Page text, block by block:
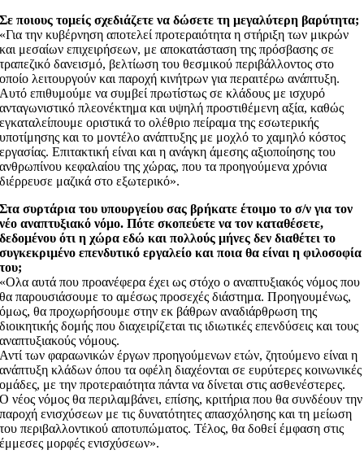
Σε ποιους τομείς σχεδιάζετε να δώσετε τη μεγαλύτερη βαρύτητα;
«Για την κυβέρνηση αποτελεί προτεραιότητα η στήριξη των μικρών
και μεσαίων επιχειρήσεων, με αποκατάσταση της πρόσβασης σε
τραπεζικό δανεισμό, βελτίωση του θεσμικού περιβάλλοντος στο
οποίο λειτουργούν και παροχή κινήτρων για περαιτέρω ανάπτυξη.
Αυτό επιθυμούμε να συμβεί πρωτίστως σε κλάδους με ισχυρό
ανταγωνιστικό πλεονέκτημα και υψηλή προστιθέμενη αξία, καθώς
εγκαταλείπουμε οριστικά το ολέθριο πείραμα της εσωτερικής
υποτίμησης και το μοντέλο ανάπτυξης με μοχλό το χαμηλό κόστος
εργασίας. Επιτακτική είναι και η ανάγκη άμεσης αξιοποίησης του
ανθρωπίνου κεφαλαίου της χώρας, που τα προηγούμενα χρόνια
διέρρευσε μαζικά στο εξωτερικό».
Στα συρτάρια του υπουργείου σας βρήκατε έτοιμο το σ/ν για τον
νέο αναπτυξιακό νόμο. Πότε σκοπεύετε να τον καταθέσετε,
δεδομένου ότι η χώρα εδώ και πολλούς μήνες δεν διαθέτει το
συγκεκριμένο επενδυτικό εργαλείο και ποια θα είναι η φιλοσοφία
του;
«Ολα αυτά που προανέφερα έχει ως στόχο ο αναπτυξιακός νόμος που
θα παρουσιάσουμε το αμέσως προσεχές διάστημα. Προηγουμένως,
όμως, θα προχωρήσουμε στην εκ βάθρων αναδιάρθρωση της
διοικητικής δομής που διαχειρίζεται τις ιδιωτικές επενδύσεις και τους
αναπτυξιακούς νόμους.
Αντί των φαραωνικών έργων προηγούμενων ετών, ζητούμενο είναι η
ανάπτυξη κλάδων όπου τα οφέλη διαχέονται σε ευρύτερες κοινωνικές
ομάδες, με την προτεραιότητα πάντα να δίνεται στις ασθενέστερες.
Ο νέος νόμος θα περιλαμβάνει, επίσης, κριτήρια που θα συνδέουν την
παροχή ενισχύσεων με τις δυνατότητες απασχόλησης και τη μείωση
του περιβαλλοντικού αποτυπώματος. Τέλος, θα δοθεί έμφαση στις
έμμεσες μορφές ενισχύσεων».